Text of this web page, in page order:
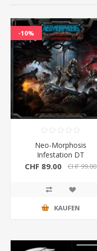
-10%
Neo-Morphosis
Infestation DT
CHF 89.00 CHF 99.00
KAUFEN